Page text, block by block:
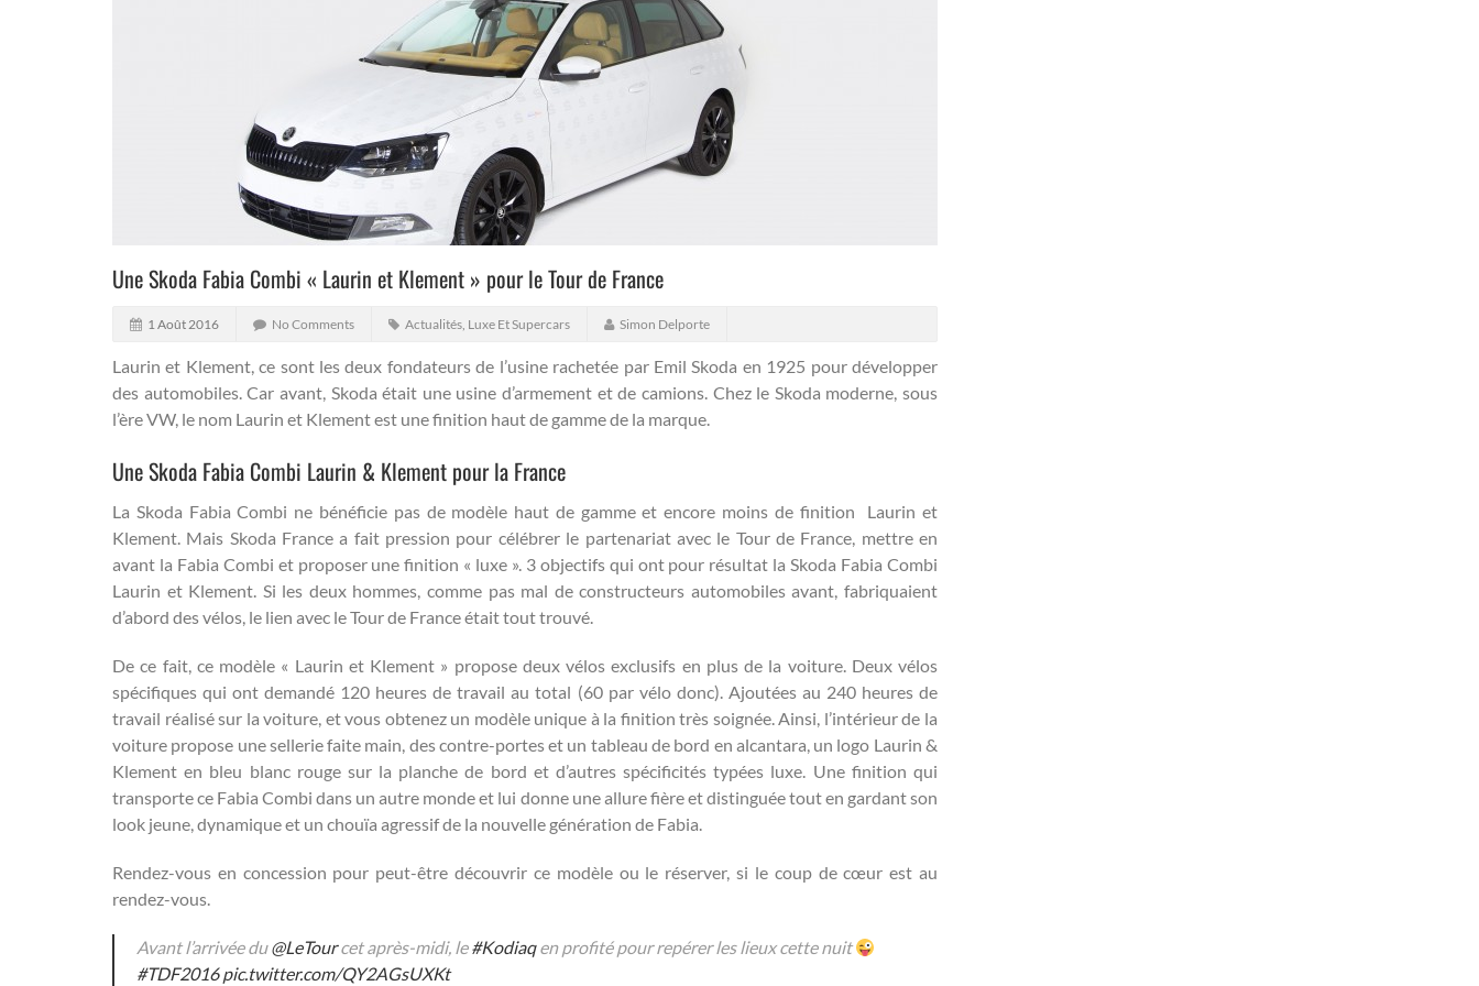
Une Skoda Fabia Combi « Laurin et Klement » pour le Tour de France
1 Août 2016 No Comments Actualités, Luxe Et Supercars Simon Delporte
Laurin et Klement, ce sont les deux fondateurs de l’usine rachetée par Emil Skoda en 1925 pour développer
des automobiles. Car avant, Skoda était une usine d’armement et de camions. Chez le Skoda moderne, sous
l’ère VW, le nom Laurin et Klement est une finition haut de gamme de la marque.
Une Skoda Fabia Combi Laurin & Klement pour la France
La Skoda Fabia Combi ne bénéficie pas de modèle haut de gamme et encore moins de finition Laurin et
Klement. Mais Skoda France a fait pression pour célébrer le partenariat avec le Tour de France, mettre en
avant la Fabia Combi et proposer une finition « luxe ». 3 objectifs qui ont pour résultat la Skoda Fabia Combi
Laurin et Klement. Si les deux hommes, comme pas mal de constructeurs automobiles avant, fabriquaient
d’abord des vélos, le lien avec le Tour de France était tout trouvé.
De ce fait, ce modèle « Laurin et Klement » propose deux vélos exclusifs en plus de la voiture. Deux vélos
spécifiques qui ont demandé 120 heures de travail au total (60 par vélo donc). Ajoutées au 240 heures de
travail réalisé sur la voiture, et vous obtenez un modèle unique à la finition très soignée. Ainsi, l’intérieur de la
voiture propose une sellerie faite main, des contre-portes et un tableau de bord en alcantara, un logo Laurin &
Klement en bleu blanc rouge sur la planche de bord et d’autres spécificités typées luxe. Une finition qui
transporte ce Fabia Combi dans un autre monde et lui donne une allure fière et distinguée tout en gardant son
look jeune, dynamique et un chouïa agressif de la nouvelle génération de Fabia.
Rendez-vous en concession pour peut-être découvrir ce modèle ou le réserver, si le coup de cœur est au
rendez-vous.
Avant l’arrivée du@LeTourcet après-midi, le#Kodiaqen profité pour repérer les lieux cette nuit
#TDF2016 pic.twitter.com/QY2AGsUXKt